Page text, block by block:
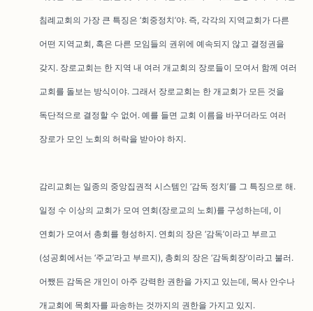
침례교회의 가장 큰 특징은 ‘회중정치’야. 즉, 각각의 지역교회가 다른
어떤 지역교회, 혹은 다른 모임들의 권위에 예속되지 않고 결정권을
갖지. 장로교회는 한 지역 내 여러 개교회의 장로들이 모여서 함께 여러
교회를 돌보는 방식이야. 그래서 장로교회는 한 개교회가 모든 것을
독단적으로 결정할 수 없어. 예를 들면 교회 이름을 바꾸더라도 여러
장로가 모인 노회의 허락을 받아야 하지.
감리교회는 일종의 중앙집권적 시스템인 ‘감독 정치’를 그 특징으로 해.
일정 수 이상의 교회가 모여 연회(장로교의 노회)를 구성하는데, 이
연회가 모여서 총회를 형성하지. 연회의 장은 ‘감독’이라고 부르고
(성공회에서는 ‘주교’라고 부르지), 총회의 장은 ‘감독회장’이라고 불러.
어쨌든 감독은 개인이 아주 강력한 권한을 가지고 있는데, 목사 안수나
개교회에 목회자를 파송하는 것까지의 권한을 가지고 있지.